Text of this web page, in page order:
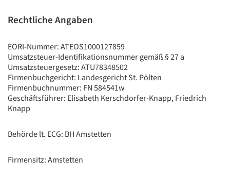
Rechtliche Angaben
EORI-Nummer: ATEOS1000127859
Umsatzsteuer-Identifikationsnummer gemäß § 27 a
Umsatzsteuergesetz: ATU78348502
Firmenbuchgericht: Landesgericht St. Pölten
Firmenbuchnummer: FN 584541w
Geschäftsführer: Elisabeth Kerschdorfer-Knapp, Friedrich
Knapp
Behörde lt. ECG: BH Amstetten
Firmensitz: Amstetten